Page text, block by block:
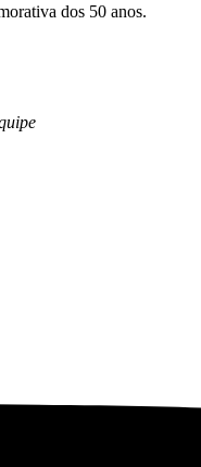
dos 50 anos.